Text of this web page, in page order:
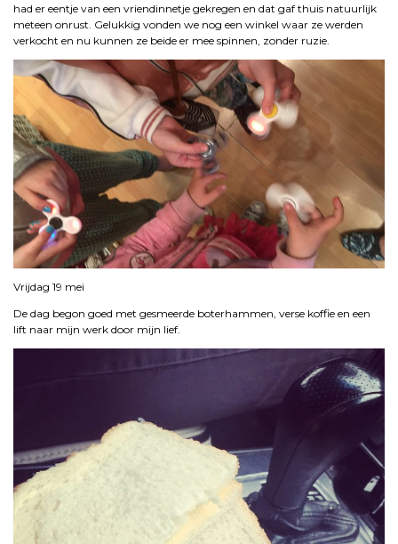
had er eentje van een vriendinnetje gekregen en dat gaf thuis natuurlijk
meteen onrust. Gelukkig vonden we nog een winkel waar ze werden
verkocht en nu kunnen ze beide er mee spinnen, zonder ruzie.
Vrijdag 19 mei
De dag begon goed met gesmeerde boterhammen, verse koffie en een
lift naar mijn werk door mijn lief.